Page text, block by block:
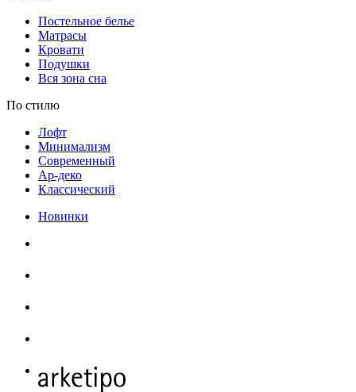
Постельное белье
Матрасы
Кровати
Подушки